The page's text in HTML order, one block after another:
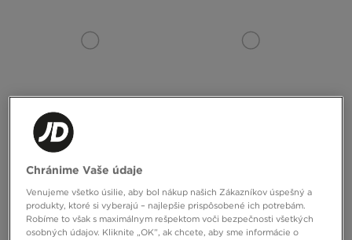
42,00 € – najnižšia cena
26,00 €
30,00 € – najnižšia cena
Chránime Vaše údaje
Venujeme všetko úsilie, aby bol nákup našich Zákazníkov úspešný a
produkty, ktoré si vyberajú – najlepšie prispôsobené ich potrebám.
Robíme to však s maximálnym rešpektom voči bezpečnosti všetkých
osobných údajov. Kliknite „OK”, ak chcete, aby sme informácie o